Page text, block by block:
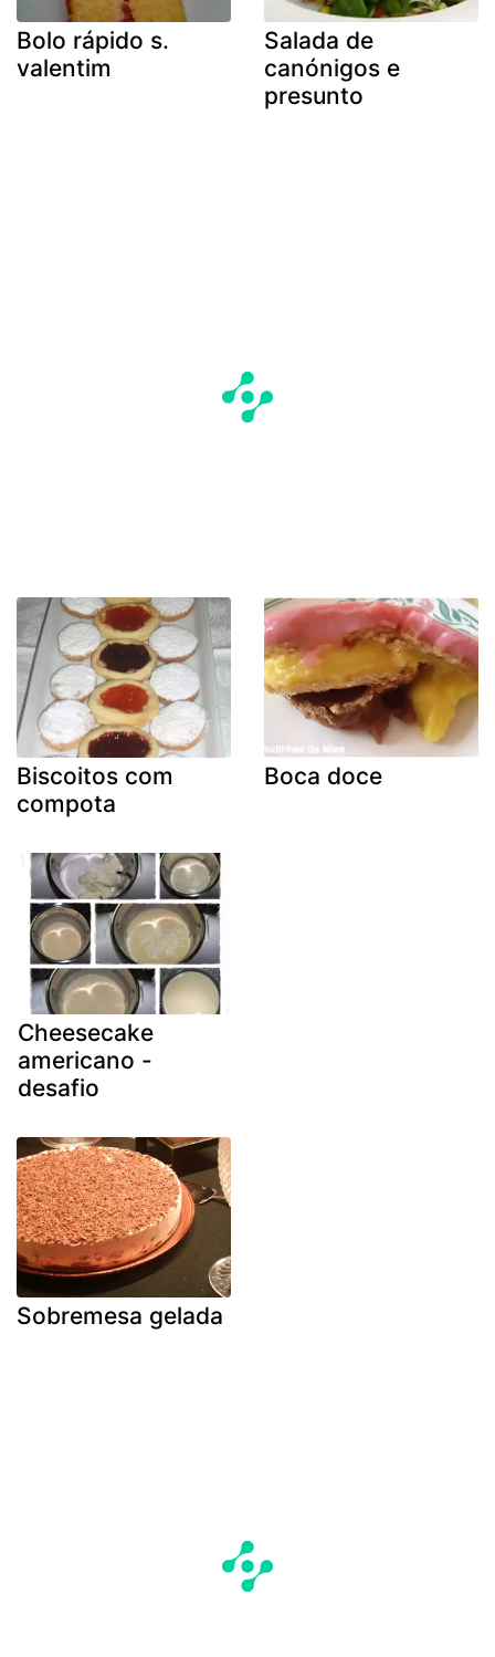
Bolo rápido s.
valentim
Salada de
canónigos e
presunto
Biscoitos com
compota
Boca doce
Cheesecake
americano -
desafio
Sobremesa gelada